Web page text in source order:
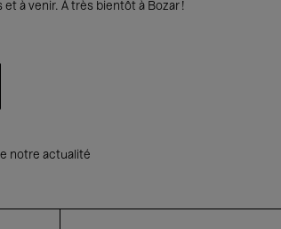
à venir. À très bientôt à Bozar !
notre actualité